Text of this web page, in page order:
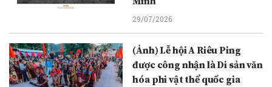
29/07/2026
(Ảnh) Lễ hội A Riêu Ping
được công nhận là Di sản văn
hóa phi vật thể quốc gia